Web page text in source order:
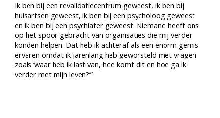
Ik ben bij een revalidatiecentrum geweest, ik ben bij
huisartsen geweest, ik ben bij een psycholoog geweest
en ik ben bij een psychiater geweest. Niemand heeft ons
op het spoor gebracht van organisaties die mij verder
konden helpen. Dat heb ik achteraf als een enorm gemis
ervaren omdat ik jarenlang heb geworsteld met vragen
zoals ‘waar heb ik last van, hoe komt dit en hoe ga ik
verder met mijn leven?’”